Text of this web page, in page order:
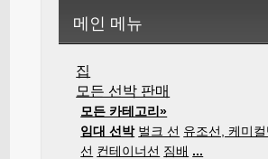
메인 메뉴
집
모든 선박 판매
모든 카테고리»
임대 선박 벌크 선 유조선, 케미컬
선 컨테이너선 짐배 ...